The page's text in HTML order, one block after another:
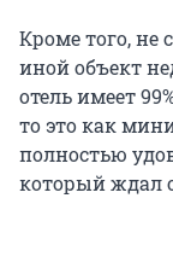
Кроме того, не
иной объект
отель имеет
то это как
полностью
который ждал